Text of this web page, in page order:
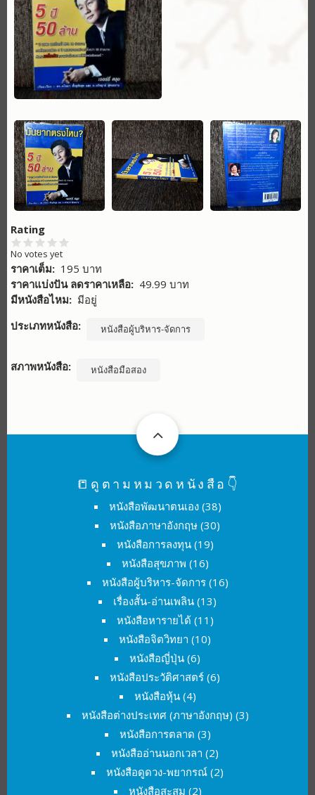
Rating
No votes yet
ราคาเต็ม
195 บาท
ราคาแบ่งปัน ลดราคาเหลือ
49.99 บาท
มีหนังสือไหม
มีอยู่
ประเภทหนังสือ
หนังสือผู้บริหาร-จัดการ
สภาพหนังสือ หนังสือมือสอง
📒ดูตามหมวดหนังสือ👇
หนังสือพัฒนาตนเอง(38)
หนังสือภาษาอังกฤษ (30)
หนังสือการลงทุน(19)
หนังสือสุขภาพ (16)
หนังสือผู้บริหาร-จัดการ(16)
เรื่องสั้น-อ่านเพลิน (13)
หนังสือหารายได้(11)
หนังสือจิตวิทยา (10)
หนังสือญี่ปุ่น (6)
หนังสือประวัติศาสตร์ (6)
หนังสือหุ้น(4)
หนังสือต่างประเทศ (ภาษาอังกฤษ) (3)
หนังสือการตลาด (3)
หนังสืออ่านนอกเวลา (2)
หนังสือดูดวง-พยากรณ์ (2)
หนังสือสะสม (2)